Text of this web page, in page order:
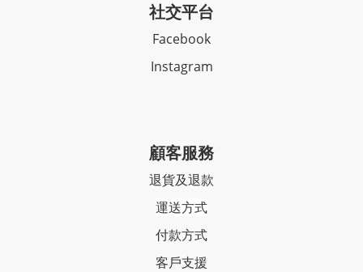
社交平台
Facebook
Instagram
顧客服務
退貨及退款
運送方式
付款方式
客戶支援